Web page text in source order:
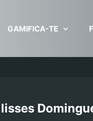
GAMIFICA-TE